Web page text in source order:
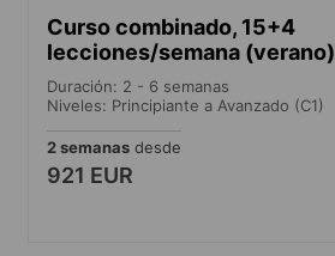
Curso combinado, 15+4
lecciones/semana (verano)
Duración: 2 - 6 semanas
Niveles: Principiante a Avanzado (C1)
2 semanas desde
921 EUR